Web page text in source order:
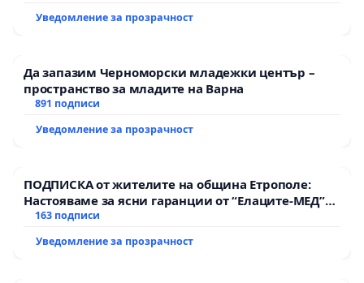
Уведомление за прозрачност
Да запазим Черноморски младежки център –
пространство за младите на Варна
891 подписи
Уведомление за прозрачност
ПОДПИСКА от жителите на община Етрополе:
Настояваме за ясни гаранции от “Елаците-МЕД”
АД и от държавата, че ще се изпълнят всички
163 подписи
Уведомление за прозрачност